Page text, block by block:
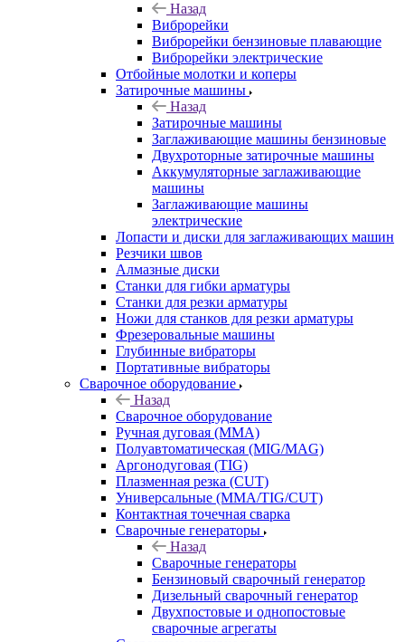
Назад
Виброрейки
Виброрейки бензиновые плавающие
Виброрейки электрические
Отбойные молотки и коперы
Затирочные машины
Назад
Затирочные машины
Заглаживающие машины бензиновые
Двухроторные затирочные машины
Аккумуляторные заглаживающие
машины
Заглаживающие машины
электрические
Лопасти и диски для заглаживающих машин
Резчики швов
Алмазные диски
Станки для гибки арматуры
Станки для резки арматуры
Ножи для станков для резки арматуры
Фрезеровальные машины
Глубинные вибраторы
Портативные вибраторы
Сварочное оборудование
Назад
Сварочное оборудование
Ручная дуговая (MMA)
Полуавтоматическая (MIG/MAG)
Аргонодуговая (TIG)
Плазменная резка (CUT)
Универсальные (MMA/TIG/CUT)
Контактная точечная сварка
Сварочные генераторы
Назад
Сварочные генераторы
Бензиновый сварочный генератор
Дизельный сварочный генератор
Двухпостовые и однопостовые
сварочные агрегаты